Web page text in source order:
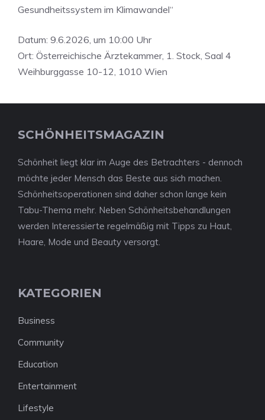
Gesundheitssystem im Klimawandel“
Datum: 9.6.2026, um 10:00 Uhr
Ort: Österreichische Ärztekammer, 1. Stock, Saal 4
Weihburggasse 10-12, 1010 Wien
SCHÖNHEITSMAGAZIN
Schönheit liegt klar im Auge des Betrachters - dennoch
möchte jeder Mensch das Beste aus sich machen.
Schönheitsoperationen sind daher schon lange kein
Tabu-Thema mehr. Neben Schönheitsbehandlungen
werden Interessierte regelmäßig mit Tipps zu Haut,
Haare, Mode und Beauty versorgt.
KATEGORIEN
Business
Community
Education
Entertainment
Lifestyle